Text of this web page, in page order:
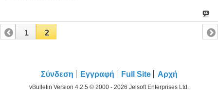
1 2
Σύνδεση Εγγραφή Full Site Αρχή
vBulletin Version 4.2.5 © 2000 - 2026 Jelsoft Enterprises Ltd.